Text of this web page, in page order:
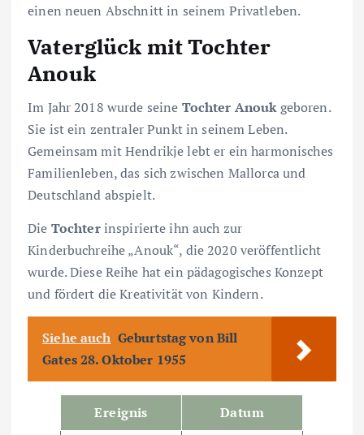
einen neuen Abschnitt in seinem Privatleben.
Vaterglück mit Tochter
Anouk
Im Jahr 2018 wurde seine Tochter Anoukgeboren.
Sie ist ein zentraler Punkt in seinem Leben.
Gemeinsam mit Hendrikje lebt er ein harmonisches
Familienleben, das sich zwischen Mallorca und
Deutschland abspielt.
Die Tochterinspirierte ihn auch zur
Kinderbuchreihe „Anouk“, die 2020 veröffentlicht
wurde. Diese Reihe hat ein pädagogisches Konzept
und fördert die Kreativität von Kindern.
Siehe auch Geburtstag von Bill
Gates 28. Oktober 1955
Ereignis
Datum